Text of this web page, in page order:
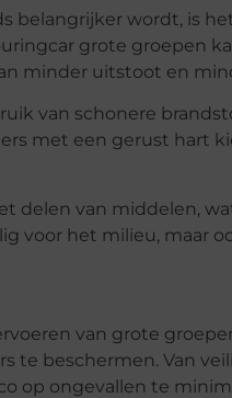
belangrijker wordt, is
grote groepen
minder uitstoot en
van schonere
met een gerust hart
delen van middelen,
voor het milieu, maar
van grote
te beschermen. Van
op ongevallen te